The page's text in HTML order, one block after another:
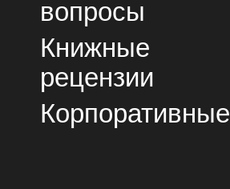
вопросы
Книжные
рецензии
Корпоративные